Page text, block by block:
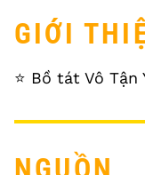
GIỚI
⭐️ Bồ tát Vô Tận